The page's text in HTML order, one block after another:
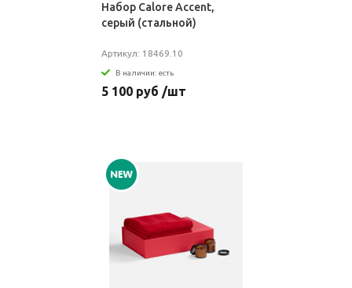
Набор Calore Accent,
серый (стальной)
Артикул: 18469.10
В наличии: есть
5 100 руб /шт